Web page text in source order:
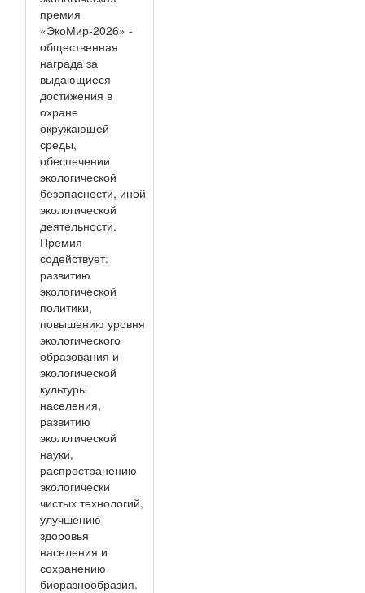
премия
«ЭкоМир-2026» -
общественная
награда за
выдающиеся
достижения в
охране
окружающей
среды,
обеспечении
экологической
безопасности, иной
экологической
деятельности.
Премия
содействует:
развитию
экологической
политики,
повышению уровня
экологического
образования и
экологической
культуры
населения,
развитию
экологической
науки,
распространению
экологически
чистых технологий,
улучшению
здоровья
населения и
сохранению
биоразнообразия.